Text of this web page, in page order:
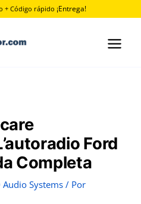
+ Código rápido ¡Entrega!
Ford
Completa
Audio Systems / Por